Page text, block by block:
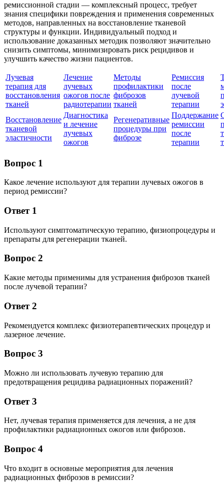
ремиссионной стадии — комплексный процесс, требует
знания специфики повреждения и применения современных
методов, направленных на восстановление тканевой
структуры и функции. Индивидуальный подход и
использование доказанных методик позволяют значительно
снизить симптомы, минимизировать риск рецидивов и
улучшить качество жизни пациентов.
Лучевая
терапия для
восстановления
тканей
Лечение
лучевых
ожогов после
радиотерапии
Методы
профилактики
фиброзов
тканей
Ремиссия
после
лучевой
терапии
Восстановление
тканевой
эластичности
Диагностика
и лечение
лучевых
ожогов
Регенеративные
процедуры при
фиброзе
Поддержание
ремиссии
после
терапии
Вопрос 1
Какое лечение используют для терапии лучевых ожогов в
период ремиссии?
Ответ 1
Используют симптоматическую терапию, физиопроцедуры и
препараты для регенерации тканей.
Вопрос 2
Какие методы применимы для устранения фиброзов тканей
после лучевой терапии?
Ответ 2
Рекомендуется комплекс физиотерапевтических процедур и
лазерное лечение.
Вопрос 3
Можно ли использовать лучевую терапию для
предотвращения рецидива радиационных поражений?
Ответ 3
Нет, лучевая терапия применяется для лечения, а не для
профилактики радиационных ожогов или фиброзов.
Вопрос 4
Что входит в основные мероприятия для лечения
радиационных фиброзов в ремиссии?